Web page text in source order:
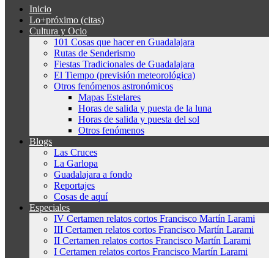
Inicio
Lo+próximo (citas)
Cultura y Ocio
101 Cosas que hacer en Guadalajara
Rutas de Senderismo
Fiestas Tradicionales de Guadalajara
El Tiempo (previsión meteorológica)
Otros fenómenos astronómicos
Mapas Estelares
Horas de salida y puesta de la luna
Horas de salida y puesta del sol
Otros fenómenos
Blogs
Las Cruces
La Garlopa
Guadalajara a fondo
Reportajes
Cosas de aquí
Especiales
IV Certamen relatos cortos Francisco Martín Larami
III Certamen relatos cortos Francisco Martín Larami
II Certamen relatos cortos Francisco Martín Larami
I Certamen relatos cortos Francisco Martín Larami